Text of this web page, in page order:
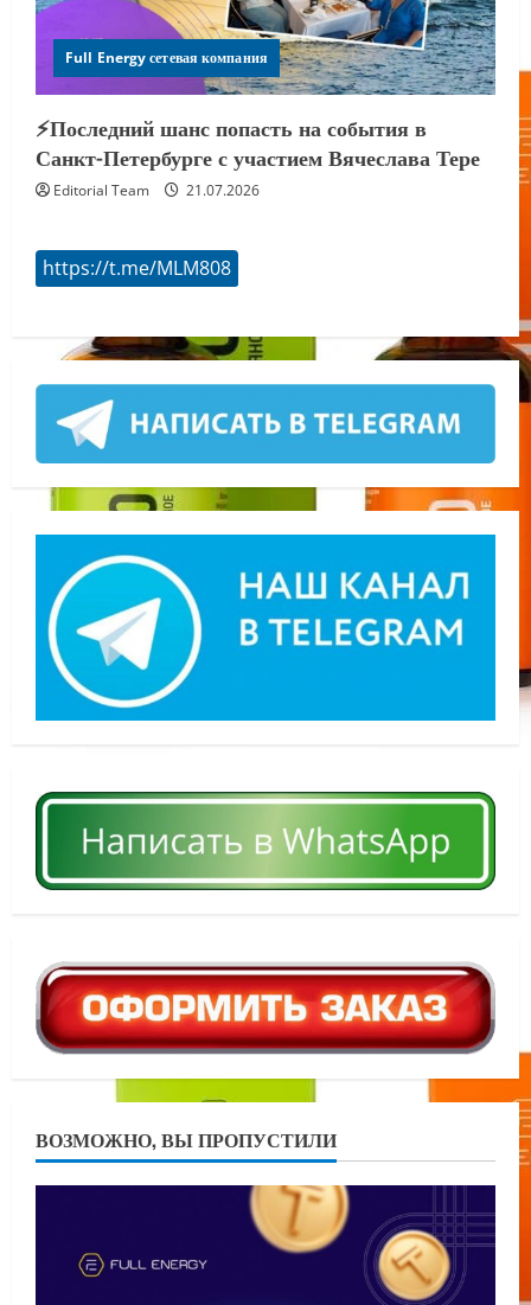
Full Energy сетевая компания
⚡️Последний шанс попасть на события в
Санкт-Петербурге с участием Вячеслава Тере
Editorial Team 21.07.2026
https://t.me/MLM808
ВОЗМОЖНО, ВЫ ПРОПУСТИЛИ